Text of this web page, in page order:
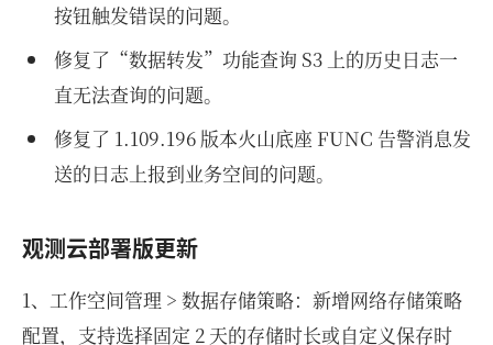
按钮触发错误的问题。
修复了“数据转发”功能查询 S3 上的历史日志一
直无法查询的问题。
修复了 1.109.196 版本火山底座 FUNC 告警消息发
送的日志上报到业务空间的问题。
观测云部署版更新
1、工作空间管理 > 数据存储策略：新增网络存储策略
配置，支持选择固定 2 天的存储时长或自定义保存时